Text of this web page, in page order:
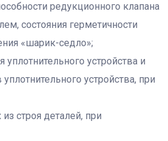
редукционного клапана
состояния герметичности
«шарик-седло»;
уплотнительного устройства и
устройства, при
строя деталей, при